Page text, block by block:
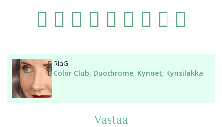
Kirjoittaja
RiaG
Kategoriat
Color Club, Duochrome, Kynnet, Kynsilakka
Vastaa